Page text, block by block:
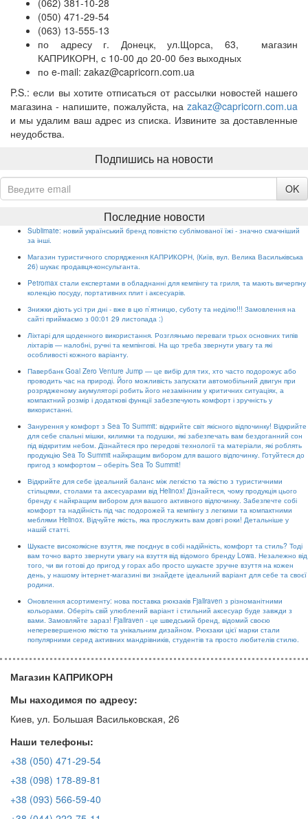
(062) 381-10-28
(050) 471-29-54
(063) 13-555-13
по адресу г. Донецк, ул.Щорса, 63, магазин
КАПРИКОРН, с 10-00 до 20-00 без выходных
по e-mail: zakaz@capricorn.com.ua
P.S.: если вы хотите отписаться от рассылки новостей нашего
магазина - напишите, пожалуйста, на zakaz@capricorn.com.ua
и мы удалим ваш адрес из списка. Извините за доставленные
неудобства.
Подпишись на новости
OK
Последние новости
Sublimate: новий український бренд повністю сублімованої їжі - значно смачніший
за інші.
Магазин туристичного спорядження КАПРИКОРН, (Київ, вул. Велика Васильківська
26) шукає продавця-консультанта.
Petromax стали експертами в обладнанні для кемпінгу та гриля, та мають вичерпну
колекцію посуду, портативних плит і аксесуарів.
Знижки діють усі три дні - вже в цю п`ятницю, суботу та неділю!!! Замовлення на
сайті приймаємо з 00:01 29 листопада :)
Ліхтарі для щоденного використання. Розгляньмо переваги трьох основних типів
ліхтарів — налобні, ручні та кемпінгові. На що треба звернути увагу та які
особливості кожного варіанту.
Павербанк Goal Zero Venture Jump — це вибір для тих, хто часто подорожує або
проводить час на природі. Його можливість запускати автомобільний двигун при
розрядженому акумуляторі робить його незамінним у критичних ситуаціях, а
компактний розмір і додаткові функції забезпечують комфорт і зручність у
використанні.
Занурення у комфорт з Sea To Summit: відкрийте світ якісного відпочинку! Відкрийте
для себе спальні мішки, килимки та подушки, які забезпечать вам бездоганний сон
під відкритим небом. Дізнайтеся про передові технології та матеріали, які роблять
продукцію Sea To Summit найкращим вибором для вашого відпочинку. Готуйтеся до
пригод з комфортом – оберіть Sea To Summit!
Відкрийте для себе ідеальний баланс між легкістю та якістю з туристичними
стільцями, столами та аксесуарами від Helinox! Дізнайтеся, чому продукція цього
бренду є найкращим вибором для вашого активного відпочинку. Забезпечте собі
комфорт та надійність під час подорожей та кемпінгу з легкими та компактними
меблями Helinox. Відчуйте якість, яка прослужить вам довгі роки! Детальніше у
нашій статті.
Шукаєте високоякісне взуття, яке поєднує в собі надійність, комфорт та стиль? Тоді
вам точно варто звернути увагу на взуття від відомого бренду Lowa. Незалежно від
того, чи ви готові до пригод у горах або просто шукаєте зручне взуття на кожен
день, у нашому інтернет-магазині ви знайдете ідеальний варіант для себе та своєї
родини.
Оновлення асортименту: нова поставка рюкзаків Fjallraven з різноманітними
кольорами. Оберіть свій улюблений варіант і стильний аксесуар буде завжди з
вами. Замовляйте зараз! Fjallraven - це шведський бренд, відомий своєю
неперевершеною якістю та унікальним дизайном. Рюкзаки цієї марки стали
популярними серед активних мандрівників, студентів та просто любителів стилю.
Магазин КАПРИКОРН
Мы находимся по адресу:
Киев, ул. Большая Васильковская, 26
Наши телефоны:
+38 (050) 471-29-54
+38 (098) 178-89-81
+38 (093) 566-59-40